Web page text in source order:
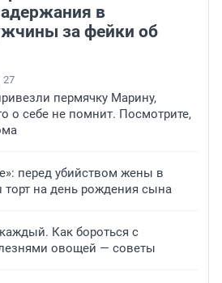
в
за фейки об
27
пермячку Марину,
о себе не помнит. Посмотрите,
перед убийством жены в
торт на день рождения сына
Как бороться с
овощей — советы